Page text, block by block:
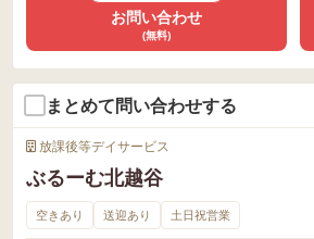
お問い合わせ
(無料)
まとめて問い合わせする
放課後等デイサービス
ぶるーむ北越谷
空きあり 送迎あり 土日祝営業